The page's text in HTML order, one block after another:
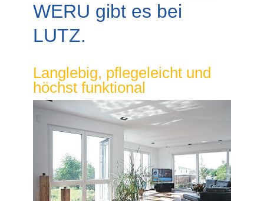
WERU gibt es bei
LUTZ.
Langlebig, pflegeleicht und
höchst funktional